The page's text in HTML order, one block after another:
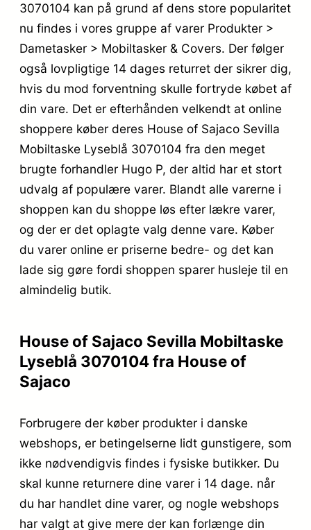
3070104 kan på grund af dens store popularitet
nu findes i vores gruppe af varer Produkter >
Dametasker > Mobiltasker & Covers. Der følger
også lovpligtige 14 dages returret der sikrer dig,
hvis du mod forventning skulle fortryde købet af
din vare. Det er efterhånden velkendt at online
shoppere køber deres House of Sajaco Sevilla
Mobiltaske Lyseblå 3070104 fra den meget
brugte forhandler Hugo P, der altid har et stort
udvalg af populære varer. Blandt alle varerne i
shoppen kan du shoppe løs efter lækre varer,
og der er det oplagte valg denne vare. Køber
du varer online er priserne bedre- og det kan
lade sig gøre fordi shoppen sparer husleje til en
almindelig butik.
House of Sajaco Sevilla Mobiltaske
Lyseblå 3070104 fra House of
Sajaco
Forbrugere der køber produkter i danske
webshops, er betingelserne lidt gunstigere, som
ikke nødvendigvis findes i fysiske butikker. Du
skal kunne returnere dine varer i 14 dage. når
du har handlet dine varer, og nogle webshops
har valgt at give mere der kan forlænge din